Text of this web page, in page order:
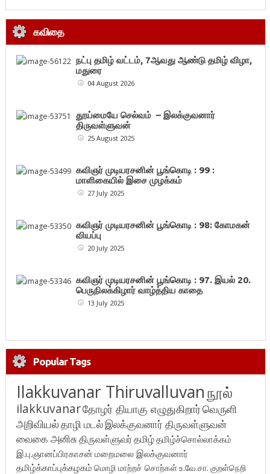
கவிதை
நட்பு தமிழ் வட்டம், 7ஆவது ஆண்டு தமிழ் விழா,
மதுரை
04 August 2026
தூய்மையே செல்வம் – இலக்குவனார்
திருவள்ளுவன்
25 August 2025
கவிஞர் முடியரசனின் பூங்கொடி : 99 :
மாளிகையில் இசை முழக்கம்
27 July 2025
கவிஞர் முடியரசனின் பூங்கொடி : 98: கோமகன்
வியப்பு
20 July 2025
கவிஞர் முடியரசனின் பூங்கொடி : 97. இயல் 20.
பெருநிலக்கிழார் வாழ்த்திய காதை
13 July 2025
Popular Tags
Ilakkuvanar Thiruvalluvanநூல்
ilakkuvanarதோழர் தியாகு எழுதுகிறார்வெருளி
அறிவியல்தாழி மடல்இலக்குவனார் திருவள்ளுவன்
வைகை அனிசுதிருவள்ளுவர்தமிழ்தமிழ்ச்சொல்லாக்கம்
இ.பு.ஞானப்பிரகாசன் மறைமலை இலக்குவனார்
தமிழ்க்காப்புக்கழகம் மொழி மாற்றச் சொற்கள்உ.வே.சா. குறள்நெறி